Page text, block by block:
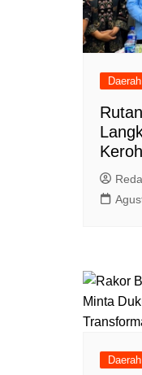
Daerah
Daerah